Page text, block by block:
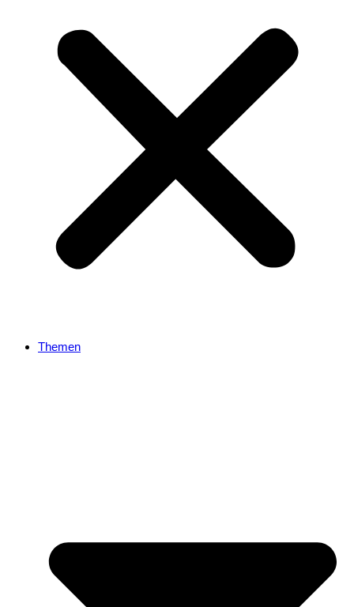
Themen